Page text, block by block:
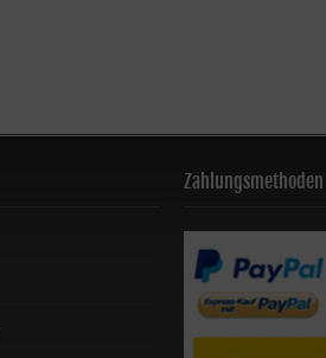
Zahlungsmethoden